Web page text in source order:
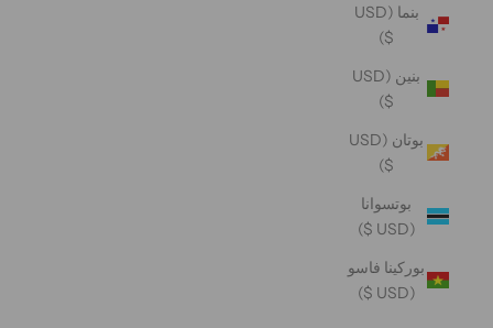
بنما (USD
$)
بنين (USD
$)
بوتان (USD
$)
بوتسوانا
(USD $)
بوركينا فاسو
(USD $)